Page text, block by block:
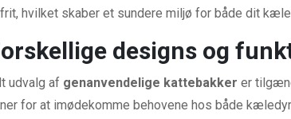
hvilket skaber et sundere miljø for både dit
designs og
udvalg af genanvendelige kattebakker er
for at imødekomme behovene hos både